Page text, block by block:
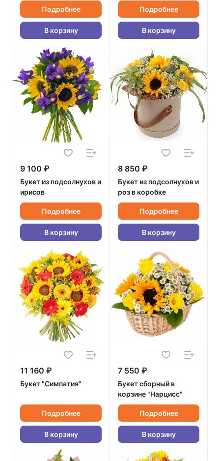
Подробнее
В корзину
Подробнее
В корзину
9 100 ₽
Букет из подсолнухов и
ирисов
Подробнее
В корзину
8 850 ₽
Букет из подсолнухов и
роз в коробке
Подробнее
В корзину
11 160 ₽
Букет "Симпатия"
Подробнее
В корзину
7 550 ₽
Букет сборный в
корзине "Нарцисс"
Подробнее
В корзину